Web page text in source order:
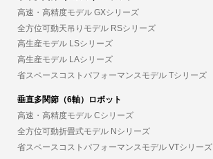
高速・高精度モデル GXシリーズ
全方位可動天吊りモデル RSシリーズ
高生産モデル LSシリーズ
高生産モデル LAシリーズ
省スペースコストパフォーマンスモデル Tシリーズ
垂直多関節（6軸）ロボット
高速・高精度モデル Cシリーズ
全方位可動折畳式モデル Nシリーズ
省スペースコストパフォーマンスモデル VTシリーズ